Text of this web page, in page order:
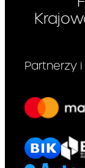
w związku z
czy
kredyt
Partnerzy